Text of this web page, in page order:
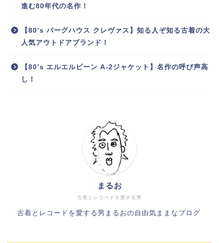
進む80年代の名作！
【80’s バーグハウス クレヴァス】知る人ぞ知る古着の大
人気アウトドアブランド！
【80’s エルエルビーン A-2ジャケット】名作の呼び声高
し！
古着とレコードを愛する男
まるお
古着とレコードを愛する男まるおの自由気ままなブログ